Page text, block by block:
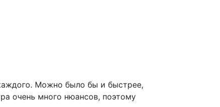
Можно было бы и быстрее,
очень много нюансов, поэтому